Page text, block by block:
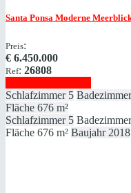
Santa Ponsa Moderne
Preis:
€ 6.450.000
Ref: 26808
Schlafzimmer 5 Badezimmer
Fläche 676 m²
Schlafzimmer 5 Badezimmer
Fläche 676 m² Baujahr 2018